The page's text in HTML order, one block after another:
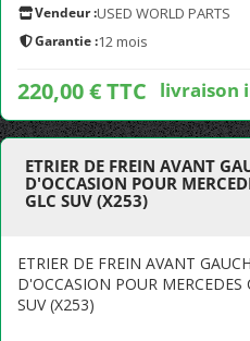
Vendeur :USED WORLD PARTS
Garantie :12 mois
220,00 € TTC livraison
ETRIER DE FREIN AVANT
D'OCCASION POUR
GLC SUV (X253)
ETRIER DE FREIN AVANT
D'OCCASION POUR MERCEDES
SUV (X253)